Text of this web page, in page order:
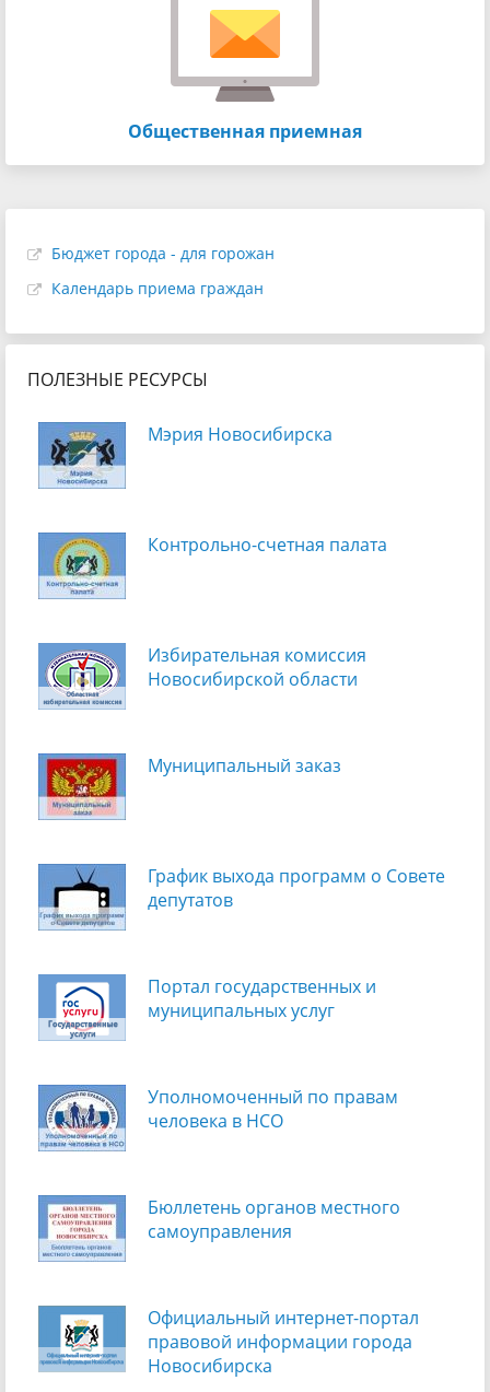
Общественная приемная
Бюджет города - для горожан
Календарь приема граждан
ПОЛЕЗНЫЕ РЕСУРСЫ
Мэрия Новосибирска
Контрольно-счетная палата
Избирательная комиссия
Новосибирской области
Муниципальный заказ
График выхода программ о Cовете
депутатов
Портал государственных и
муниципальных услуг
Уполномоченный по правам
человека в НСО
Бюллетень органов местного
самоуправления
Официальный интернет-портал
правовой информации города
Новосибирска